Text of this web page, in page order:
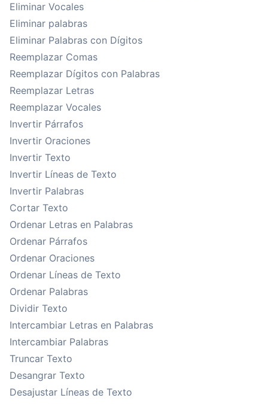
Eliminar Vocales
Eliminar palabras
Eliminar Palabras con Dígitos
Reemplazar Comas
Reemplazar Dígitos con Palabras
Reemplazar Letras
Reemplazar Vocales
Invertir Párrafos
Invertir Oraciones
Invertir Texto
Invertir Líneas de Texto
Invertir Palabras
Cortar Texto
Ordenar Letras en Palabras
Ordenar Párrafos
Ordenar Oraciones
Ordenar Líneas de Texto
Ordenar Palabras
Dividir Texto
Intercambiar Letras en Palabras
Intercambiar Palabras
Truncar Texto
Desangrar Texto
Desajustar Líneas de Texto